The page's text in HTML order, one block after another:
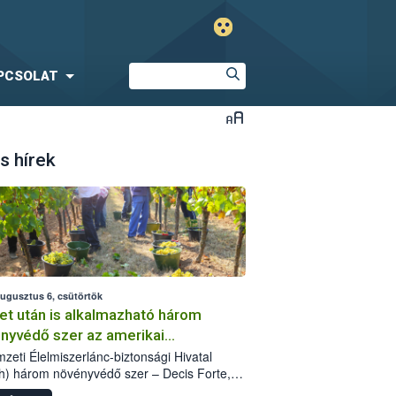
hírek
6, csütörtök
után is alkalmazható három
szer az amerikai
ellen
Élelmiszerlánc-biztonsági Hivatal
három növényvédő szer – Decis Forte,
24 EW, Oroganic – engedélyokiratát